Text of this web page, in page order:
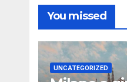
You missed
UNCATEGORIZED